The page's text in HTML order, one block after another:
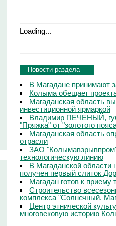
Loading...
Новости раздела
В Магадане принимают
Колыма обещает
Магаданская область
инвестиционной ярмаркой
Владимир ПЕЧЕНЫЙ,
"Пряжка" от "золотого
Магаданская область
отрасли
ЗАО
технологическую линию
В Магаданской области
получен первый слиток
Магадан готов к приему
Строительство
комплекса "Солнечный.
Центр этнической
многовековую историю